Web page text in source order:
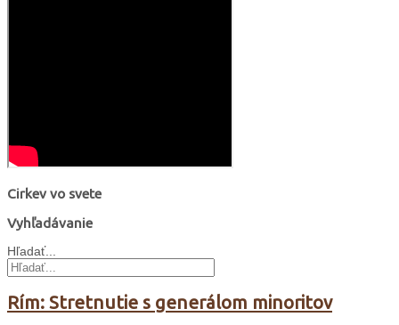
Cirkev vo svete
Vyhľadávanie
Hľadať...
Rím: Stretnutie s generálom minoritov